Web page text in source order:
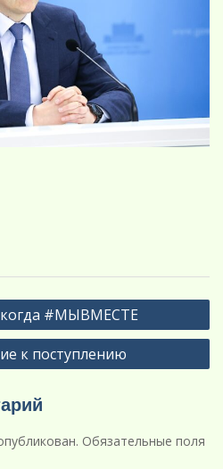
#МЫВМЕСТЕ
к поступлению
Обязательные поля